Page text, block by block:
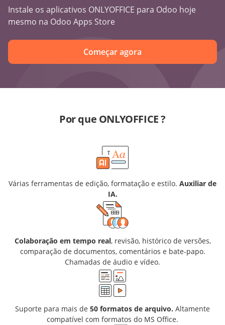
Instale os aplicativos ONLYOFFICE para Odoo hoje
mesmo na Odoo Apps Store
Começar agora
Por que ONLYOFFICE ?
Várias ferramentas de edição, formatação e estilo. Auxiliar de
IA.
Colaboração em tempo real, revisão, histórico de versões,
comparação de documentos, comentários e bate-papo.
Chamadas de áudio e vídeo.
Suporte para mais de 50 formatos de arquivo. Altamente
compatível com formatos do MS Office.